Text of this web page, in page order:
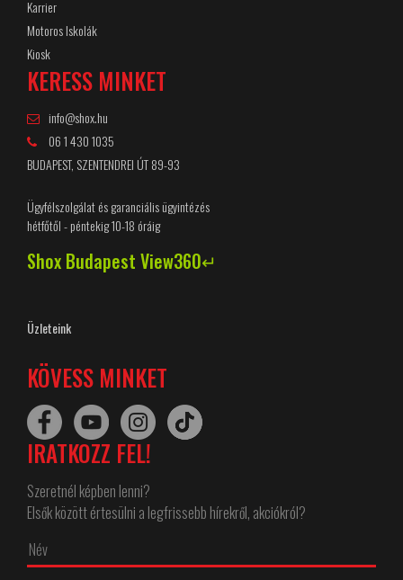
Karrier
Motoros Iskolák
Kiosk
KERESS MINKET
info@shox.hu
06 1 430 1035
BUDAPEST, SZENTENDREI ÚT 89-93
Ügyfélszolgálat és garanciális ügyintézés
hétfőtől - péntekig 10-18 óráig
Shox Budapest View360↵
Üzleteink
KÖVESS MINKET
IRATKOZZ FEL!
Szeretnél képben lenni?
Elsők között értesülni a legfrissebb hírekről, akciókról?